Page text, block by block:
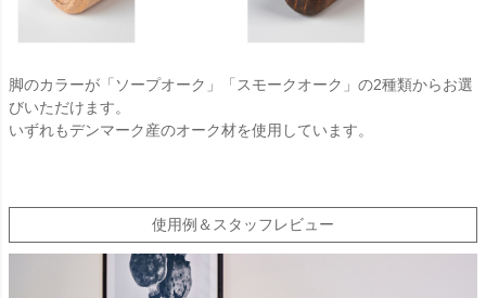
脚のカラーが「ソープオーク」「スモークオーク」の2種類からお選
びいただけます。
いずれもデンマーク産のオーク材を使用しています。
使用例＆スタッフレビュー